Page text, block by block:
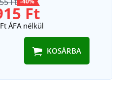
Ft
ÁFA nélkül
KOSÁRBA